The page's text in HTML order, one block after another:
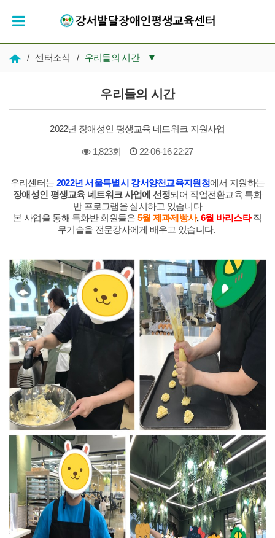
/ 센터소식 / 우리들의 시간 ▼
우리들의 시간
인재채용
우리들의 시간
2022년 장애성인 평생교육 네트워크 지원사업
1,823회 22-06-16 22:27
본문
우리센터는 2022년 서울특별시 강서양천교육지원청에서 지원하는
장애성인 평생교육 네트워크 사업에 선정되어 직업전환교육 특화
반 프로그램을 실시하고 있습니다
본 사업을 통해 특화반 회원들은 5월 제과제빵사,6월 바리스타직
무기술을 전문강사에게 배우고 있습니다.